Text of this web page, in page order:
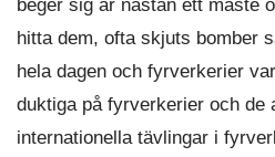
beger sig är nästan ett måste
hitta dem, ofta skjuts bomber
hela dagen och fyrverkerier
duktiga på fyrverkerier och de
internationella tävlingar i